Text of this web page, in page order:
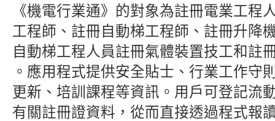
《機電行業通》的對象為註冊電業工程
工程師、註冊自動梯工程師、註冊升降
自動梯工程人員註冊氣體裝置技工和註
。應用程式提供安全貼士、行業工作守
更新、培訓課程等資訊。用戶可登記流
有關註冊證資料，從而直接透過程式報